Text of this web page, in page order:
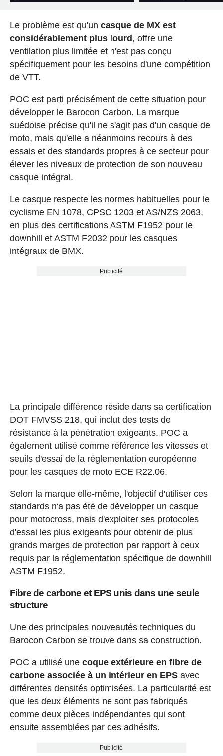
Le problème est qu'un casque de MX est
considérablement plus lourd, offre une
ventilation plus limitée et n'est pas conçu
spécifiquement pour les besoins d'une compétition
de VTT.
POC est parti précisément de cette situation pour
développer le Barocon Carbon. La marque
suédoise précise qu'il ne s'agit pas d'un casque de
moto, mais qu'elle a néanmoins recours à des
essais et des standards propres à ce secteur pour
élever les niveaux de protection de son nouveau
casque intégral.
Le casque respecte les normes habituelles pour le
cyclisme EN 1078, CPSC 1203 et AS/NZS 2063,
en plus des certifications ASTM F1952 pour le
downhill et ASTM F2032 pour les casques
intégraux de BMX.
Publicité
La principale différence réside dans sa certification
DOT FMVSS 218, qui inclut des tests de
résistance à la pénétration exigeants. POC a
également utilisé comme référence les vitesses et
seuils d'essai de la réglementation européenne
pour les casques de moto ECE R22.06.
Selon la marque elle-même, l'objectif d'utiliser ces
standards n'a pas été de développer un casque
pour motocross, mais d'exploiter ses protocoles
d'essai les plus exigeants pour obtenir de plus
grands marges de protection par rapport à ceux
requis par la réglementation spécifique de downhill
ASTM F1952.
Fibre de carbone et EPS unis dans une seule
structure
Une des principales nouveautés techniques du
Barocon Carbon se trouve dans sa construction.
POC a utilisé une coque extérieure en fibre de
carbone associée à un intérieur en EPSavec
différentes densités optimisées. La particularité est
que les deux éléments ne sont pas fabriqués
comme deux pièces indépendantes qui sont
ensuite assemblées par des adhésifs.
Publicité